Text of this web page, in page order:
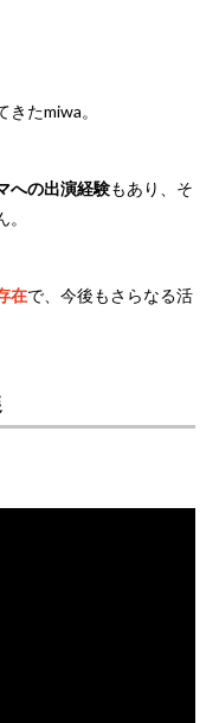
たmiwa。
への出演経験もあり、そ
在で、今後もさらなる活